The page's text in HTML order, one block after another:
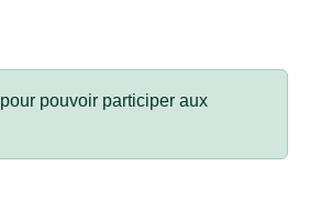
pour pouvoir participer aux